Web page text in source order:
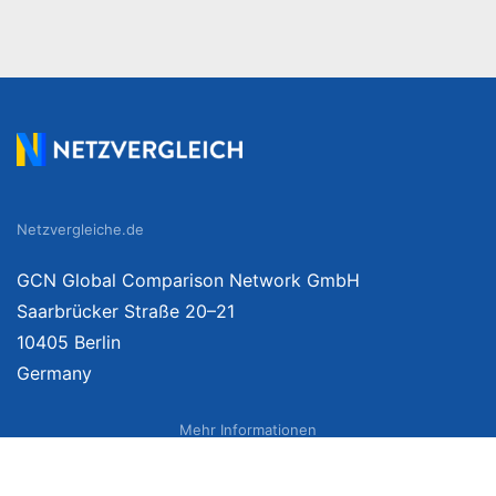
Netzvergleiche.de
GCN Global Comparison Network GmbH
Saarbrücker Straße 20–21
10405 Berlin
Germany
Mehr Informationen